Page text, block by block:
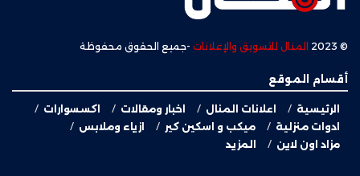
© 2023 المنال للتسويق والإعلانات -جميع الحقوق محفوظة
أقسام الموقع
الرئيسية اعلانات المنال اخبار ومقالات
اكسسوارات
ادوات منزلية
ميكب و اسكين كير
ازياء وملابس
مزاد اون لاين
المزيد